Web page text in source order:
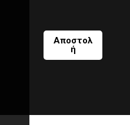
Αποστολ
ή